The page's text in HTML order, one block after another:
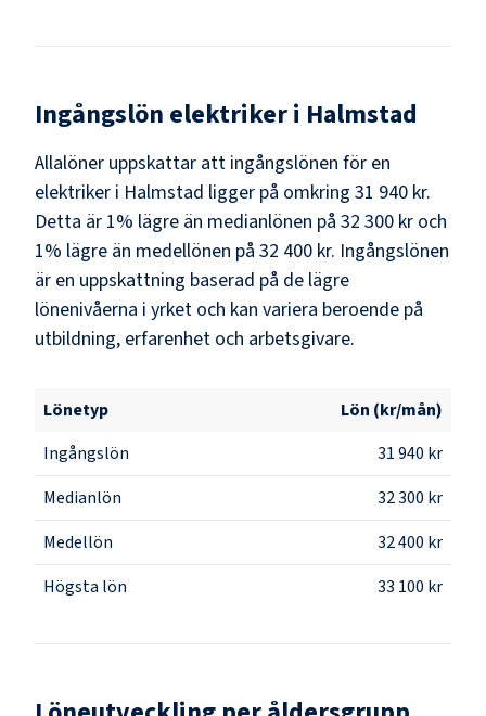
Ingångslön elektrikeri Halmstad
Allalöner uppskattar att ingångslönen för en
elektriker i Halmstad ligger på omkring 31 940 kr.
Detta är 1% lägre än medianlönen på 32 300 kr och
1% lägre än medellönen på 32 400 kr. Ingångslönen
är en uppskattning baserad på de lägre
lönenivåerna i yrket och kan variera beroende på
utbildning, erfarenhet och arbetsgivare.
Lönetyp
Lön (kr/mån)
Ingångslön
31 940 kr
Medianlön
32 300 kr
Medellön
32 400 kr
Högsta lön
33 100 kr